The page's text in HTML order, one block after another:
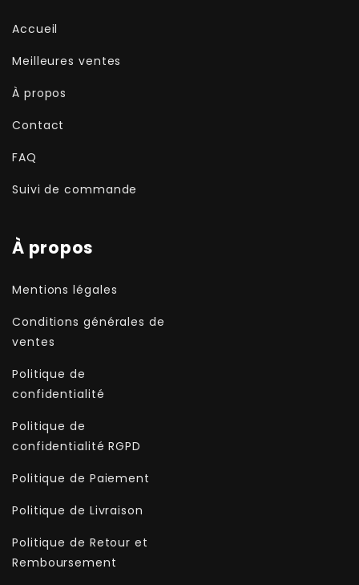
Accueil
Meilleures ventes
À propos
Contact
FAQ
Suivi de commande
À propos
Mentions légales
Conditions générales de
ventes
Politique de
confidentialité
Politique de
confidentialité RGPD
Politique de Paiement
Politique de Livraison
Politique de Retour et
Remboursement